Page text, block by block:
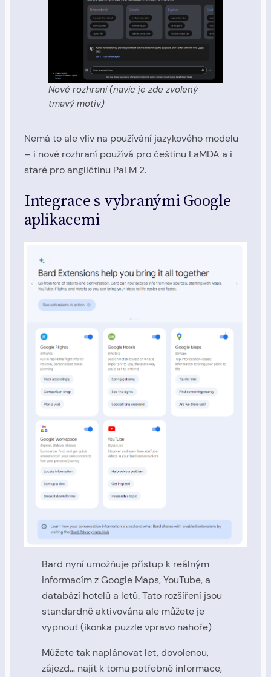
Nové rozhraní (navíc je zde zvolený
tmavý motiv)
Nemá to ale vliv na používání jazykového modelu
– i nové rozhraní používá pro češtinu LaMDA a i
staré pro angličtinu PaLM 2.
Integrace s vybranými Google
aplikacemi
Bard nyní umožňuje přístup k reálným
informacím z Google Maps, YouTube, a
databází hotelů a letů. Tato rozšíření jsou
standardně aktivována ale můžete je
vypnout (ikonka puzzle vpravo nahoře)
Můžete tak naplánovat let, dovolenou,
zájezd… najít k tomu potřebné informace,